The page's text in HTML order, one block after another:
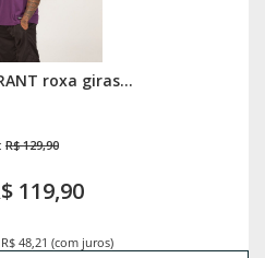
roxa giras...
R$ 129,90
119,90
48,21 (com juros)